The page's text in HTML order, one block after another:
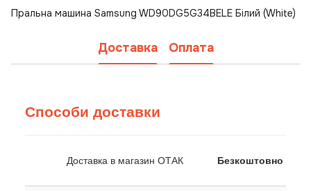
Пральна машина Samsung WD90DG5G34BELE Білий (White)
Доставка Оплата
Способи доставки
Доставка в магазин ОТАК Безкоштовно